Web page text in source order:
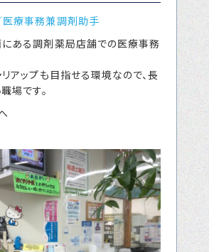
特長で解決
採用スキーム
療事務兼調剤助手
ある調剤薬局店舗での医療事務
アップも目指せる環境なので、長
場です。